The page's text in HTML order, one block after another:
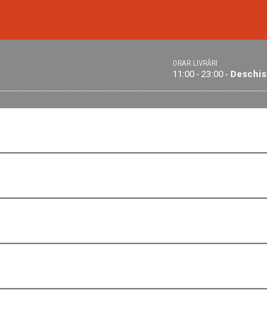
ORAR LIVRĂRI
11:00 - 23:00 - Deschis